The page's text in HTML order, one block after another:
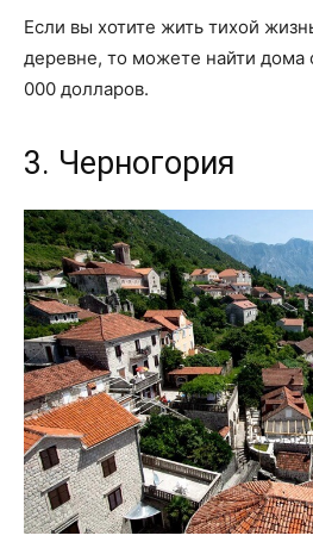
Если вы хотите жить тихой
деревне, то можете найти
000 долларов.
3. Черногория